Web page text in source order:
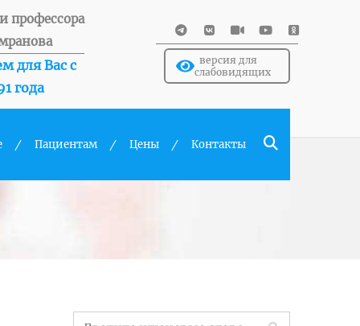
профессора
для Вас с
года
версия для
слабовидящих
Пациентам Цены Контакты